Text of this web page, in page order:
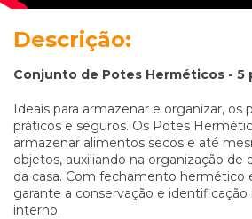
Descrição:
Conjunto de Potes Herméticos - 5
Ideais para armazenar e organizar, os
práticos e seguros. Os Potes
armazenar alimentos secos e até
objetos, auxiliando na organização de
da casa. Com fechamento hermético
garante a conservação e
interno.